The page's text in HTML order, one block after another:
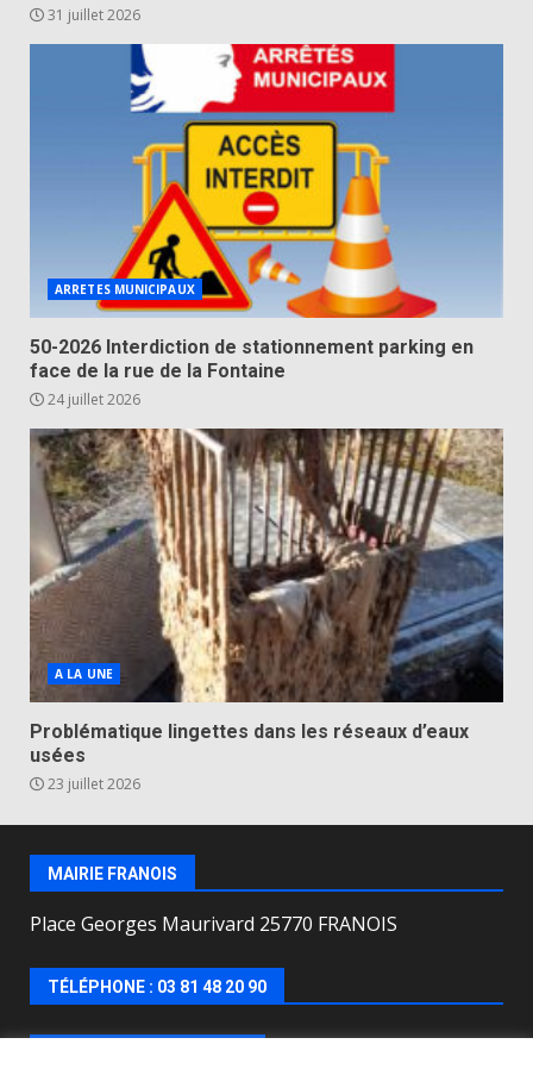
31 juillet 2026
ARRETES MUNICIPAUX
50-2026 Interdiction de stationnement parking en
face de la rue de la Fontaine
24 juillet 2026
A LA UNE
Problématique lingettes dans les réseaux d’eaux
usées
23 juillet 2026
MAIRIE FRANOIS
Place Georges Maurivard 25770 FRANOIS
TÉLÉPHONE : 03 81 48 20 90